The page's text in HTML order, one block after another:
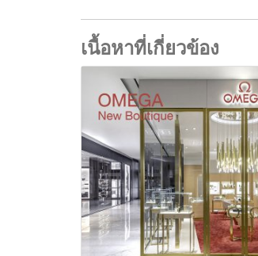
เนื้อหาที่เกี่ยวข้อง